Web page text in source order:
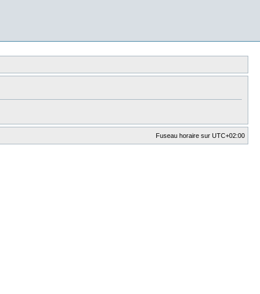
Fuseau horaire sur UTC+02:00